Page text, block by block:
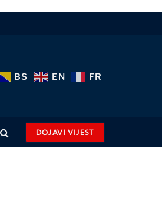
BS EN FR
DOJAVI VIJEST